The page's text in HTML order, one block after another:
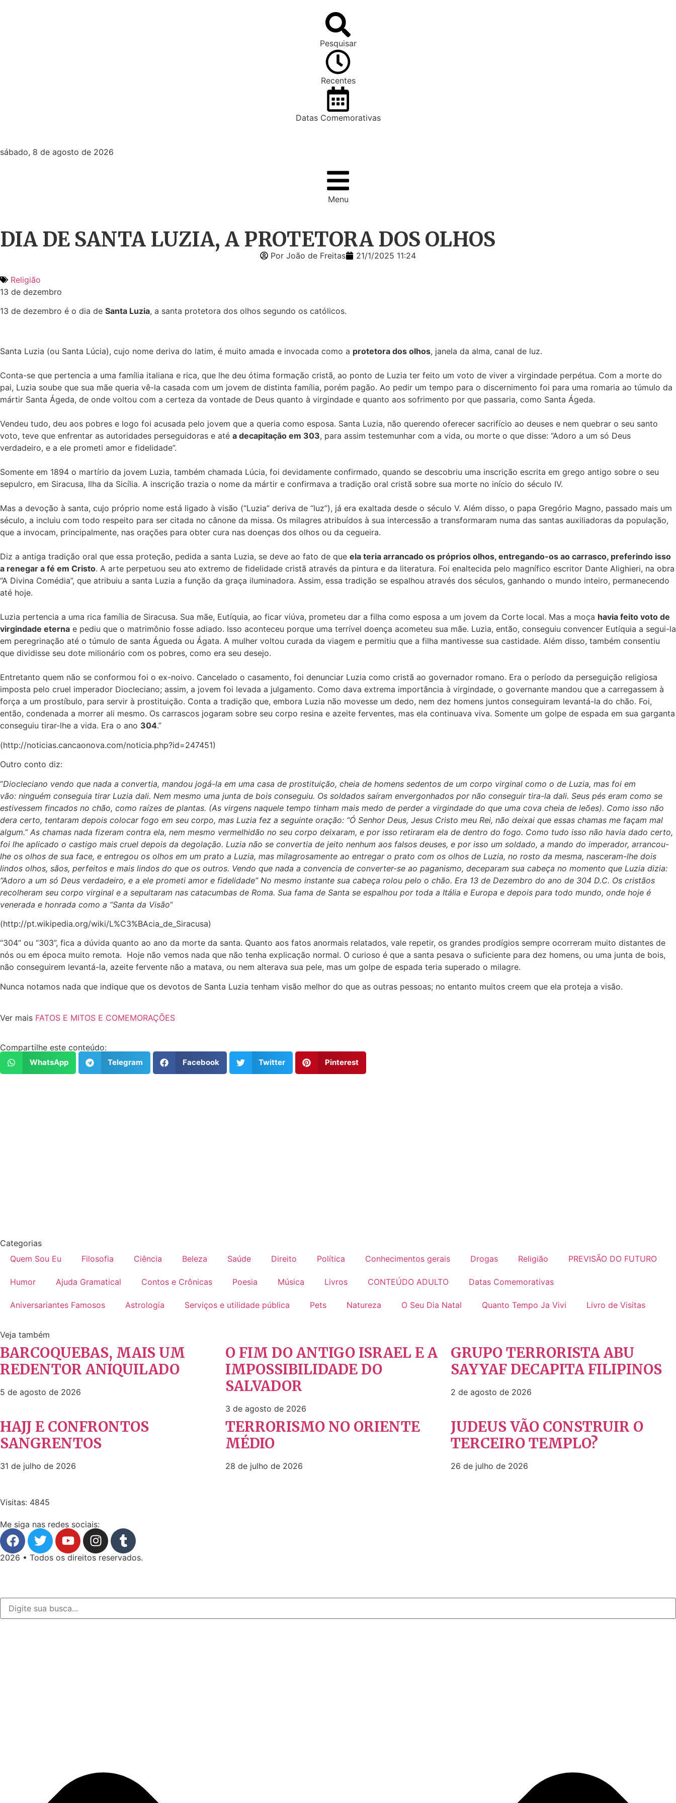
Pesquisar
Recentes
Datas Comemorativas
sábado, 8 de agosto de 2026
Menu
DIA DE SANTA LUZIA, A PROTETORA DOS OLHOS
Por João de Freitas 21/1/2025 11:24
Religião
13 de dezembro
13 de dezembro é o dia de Santa Luzia, a santa protetora dos olhos segundo os católicos.
Santa Luzia (ou Santa Lúcia), cujo nome deriva do latim, é muito amada e invocada como a protetora dos olhos, janela da alma, canal de luz.
Conta-se que pertencia a uma família italiana e rica, que lhe deu ótima formação cristã, ao ponto de Luzia ter feito um voto de viver a virgindade perpétua. Com a morte do
pai, Luzia soube que sua mãe queria vê-la casada com um jovem de distinta família, porém pagão. Ao pedir um tempo para o discernimento foi para uma romaria ao túmulo da
mártir Santa Ágeda, de onde voltou com a certeza da vontade de Deus quanto à virgindade e quanto aos sofrimento por que passaria, como Santa Ágeda.
Vendeu tudo, deu aos pobres e logo foi acusada pelo jovem que a queria como esposa. Santa Luzia, não querendo oferecer sacrifício ao deuses e nem quebrar o seu santo
voto, teve que enfrentar as autoridades perseguidoras e até a decapitação em 303, para assim testemunhar com a vida, ou morte o que disse: “Adoro a um só Deus
verdadeiro, e a ele prometi amor e fidelidade”.
Somente em 1894 o martírio da jovem Luzia, também chamada Lúcia, foi devidamente confirmado, quando se descobriu uma inscrição escrita em grego antigo sobre o seu
sepulcro, em Siracusa, Ilha da Sicília. A inscrição trazia o nome da mártir e confirmava a tradição oral cristã sobre sua morte no início do século IV.
Mas a devoção à santa, cujo próprio nome está ligado à visão (“Luzia” deriva de “luz”), já era exaltada desde o século V. Além disso, o papa Gregório Magno, passado mais um
século, a incluiu com todo respeito para ser citada no cânone da missa. Os milagres atribuídos à sua intercessão a transformaram numa das santas auxiliadoras da população,
que a invocam, principalmente, nas orações para obter cura nas doenças dos olhos ou da cegueira.
Diz a antiga tradição oral que essa proteção, pedida a santa Luzia, se deve ao fato de que ela teria arrancado os próprios olhos, entregando-os ao carrasco, preferindo isso
a renegar a fé em Cristo. A arte perpetuou seu ato extremo de fidelidade cristã através da pintura e da literatura. Foi enaltecida pelo magnífico escritor Dante Alighieri, na obra
“A Divina Comédia”, que atribuiu a santa Luzia a função da graça iluminadora. Assim, essa tradição se espalhou através dos séculos, ganhando o mundo inteiro, permanecendo
até hoje.
Luzia pertencia a uma rica família de Siracusa. Sua mãe, Eutíquia, ao ficar viúva, prometeu dar a filha como esposa a um jovem da Corte local. Mas a moça havia feito voto de
virgindade eterna e pediu que o matrimônio fosse adiado. Isso aconteceu porque uma terrível doença acometeu sua mãe. Luzia, então, conseguiu convencer Eutíquia a segui-la
em peregrinação até o túmulo de santa Águeda ou Ágata. A mulher voltou curada da viagem e permitiu que a filha mantivesse sua castidade. Além disso, também consentiu
que dividisse seu dote milionário com os pobres, como era seu desejo.
Entretanto quem não se conformou foi o ex-noivo. Cancelado o casamento, foi denunciar Luzia como cristã ao governador romano. Era o período da perseguição religiosa
imposta pelo cruel imperador Diocleciano; assim, a jovem foi levada a julgamento. Como dava extrema importância à virgindade, o governante mandou que a carregassem à
força a um prostíbulo, para servir à prostituição. Conta a tradição que, embora Luzia não movesse um dedo, nem dez homens juntos conseguiram levantá-la do chão. Foi,
então, condenada a morrer ali mesmo. Os carrascos jogaram sobre seu corpo resina e azeite ferventes, mas ela continuava viva. Somente um golpe de espada em sua garganta
conseguiu tirar-lhe a vida. Era o ano 304.”
(http://noticias.cancaonova.com/noticia.php?id=247451)
Outro conto diz:
“Diocleciano vendo que nada a convertia, mandou jogá-la em uma casa de prostituição, cheia de homens sedentos de um corpo virginal como o de Luzia, mas foi em
vão: ninguém conseguia tirar Luzia dali. Nem mesmo uma junta de bois conseguiu. Os soldados saíram envergonhados por não conseguir tira-la dali. Seus pés eram como se
estivessem fincados no chão, como raízes de plantas. (As virgens naquele tempo tinham mais medo de perder a virgindade do que uma cova cheia de leões). Como isso não
dera certo, tentaram depois colocar fogo em seu corpo, mas Luzia fez a seguinte oração: “Ó Senhor Deus, Jesus Cristo meu Rei, não deixai que essas chamas me façam mal
algum.” As chamas nada fizeram contra ela, nem mesmo vermelhidão no seu corpo deixaram, e por isso retiraram ela de dentro do fogo. Como tudo isso não havia dado certo,
foi lhe aplicado o castigo mais cruel depois da degolação. Luzia não se convertia de jeito nenhum aos falsos deuses, e por isso um soldado, a mando do imperador, arrancou-
lhe os olhos de sua face, e entregou os olhos em um prato a Luzia, mas milagrosamente ao entregar o prato com os olhos de Luzia, no rosto da mesma, nasceram-lhe dois
lindos olhos, sãos, perfeitos e mais lindos do que os outros. Vendo que nada a convencia de converter-se ao paganismo, deceparam sua cabeça no momento que Luzia dizia:
“Adoro a um só Deus verdadeiro, e a ele prometi amor e fidelidade” No mesmo instante sua cabeça rolou pelo o chão. Era 13 de Dezembro do ano de 304 D.C. Os cristãos
recolheram seu corpo virginal e a sepultaram nas catacumbas de Roma. Sua fama de Santa se espalhou por toda a Itália e Europa e depois para todo mundo, onde hoje é
venerada e honrada como a “Santa da Visão“
(http://pt.wikipedia.org/wiki/L%C3%BAcia_de_Siracusa)
“304” ou “303”, fica a dúvida quanto ao ano da morte da santa. Quanto aos fatos anormais relatados, vale repetir, os grandes prodígios sempre ocorreram muito distantes de
nós ou em época muito remota. Hoje não vemos nada que não tenha explicação normal. O curioso é que a santa pesava o suficiente para dez homens, ou uma junta de bois,
não conseguirem levantá-la, azeite fervente não a matava, ou nem alterava sua pele, mas um golpe de espada teria superado o milagre.
Nunca notamos nada que indique que os devotos de Santa Luzia tenham visão melhor do que as outras pessoas; no entanto muitos creem que ela proteja a visão.
Ver mais FATOS E MITOS E COMEMORAÇÕES
Compartilhe este conteúdo:
WhatsApp Telegram Facebook Twitter Pinterest
Categorias
Quem Sou Eu
Filosofia Ciência Beleza Saúde Direito Política Conhecimentos gerais Drogas Religião PREVISÃO DO FUTURO
Humor Ajuda Gramatical Contos e Crônicas Poesia Música Livros CONTEÚDO ADULTO Datas Comemorativas
Aniversariantes Famosos Astrologia Serviços e utilidade pública Pets Natureza O Seu Dia Natal Quanto Tempo Ja Vivi Livro de Visitas
Veja também
BARCOQUEBAS, MAIS UM
REDENTOR ANIQUILADO
5 de agosto de 2026
O FIM DO ANTIGO ISRAEL E A
IMPOSSIBILIDADE DO
SALVADOR
3 de agosto de 2026
GRUPO TERRORISTA ABU
SAYYAF DECAPITA FILIPINOS
2 de agosto de 2026
HAJJ E CONFRONTOS
SANGRENTOS
31 de julho de 2026
TERRORISMO NO ORIENTE
MÉDIO
28 de julho de 2026
JUDEUS VÃO CONSTRUIR O
TERCEIRO TEMPLO?
26 de julho de 2026
Visitas: 4845
Me siga nas redes sociais:
2026 • Todos os direitos reservados.